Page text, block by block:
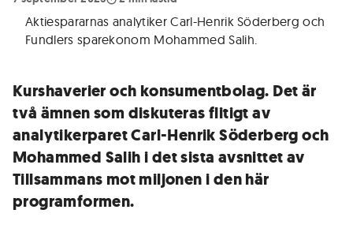
Aktiespararnas analytiker Carl-Henrik Söderberg och
Fundlers sparekonom Mohammed Salih.
Kurshaverier och konsumentbolag. Det är
två ämnen som diskuteras flitigt av
analytikerparet Carl-Henrik Söderberg och
Mohammed Salih i det sista avsnittet av
Tillsammans mot miljonen i den här
programformen.